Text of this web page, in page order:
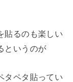
貼るのも楽しい
というのが
タペタ貼ってい